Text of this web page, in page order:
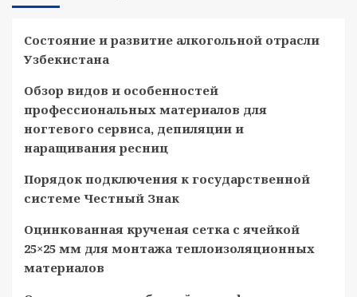
Состояние и развитие алкогольной отрасли
Узбекистана
Обзор видов и особенностей
профессиональных материалов для
ногтевого сервиса, депиляции и
наращивания ресниц
Порядок подключения к государственной
системе Честный Знак
Оцинкованная крученая сетка с ячейкой
25×25 мм для монтажа теплоизоляционных
материалов